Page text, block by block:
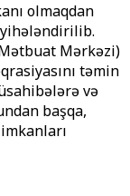
olmaqdan
Mərkəzi)
təmin
və
başqa,